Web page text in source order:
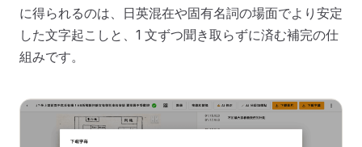
に得られるのは、日英混在や固有名詞の場面でより安定
した文字起こしと、1 文ずつ聞き取らずに済む補完の仕
組みです。